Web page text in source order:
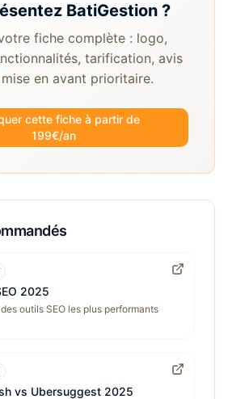
BatiGestion?
fiche complète : logo,
tarification, avis
en avant prioritaire.
cette fiche à partir de
199€/an
2025
outils SEO les plus performants
vs Ubersuggest 2025